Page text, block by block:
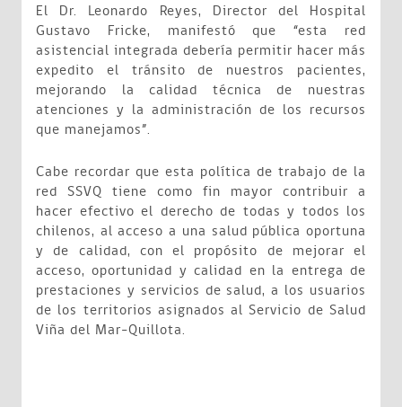
El Dr. Leonardo Reyes, Director del Hospital
Gustavo Fricke, manifestó que “esta red
asistencial integrada debería permitir hacer más
expedito el tránsito de nuestros pacientes,
mejorando la calidad técnica de nuestras
atenciones y la administración de los recursos
que manejamos”.
Cabe recordar que esta política de trabajo de la
red SSVQ tiene como fin mayor contribuir a
hacer efectivo el derecho de todas y todos los
chilenos, al acceso a una salud pública oportuna
y de calidad, con el propósito de mejorar el
acceso, oportunidad y calidad en la entrega de
prestaciones y servicios de salud, a los usuarios
de los territorios asignados al Servicio de Salud
Viña del Mar-Quillota.